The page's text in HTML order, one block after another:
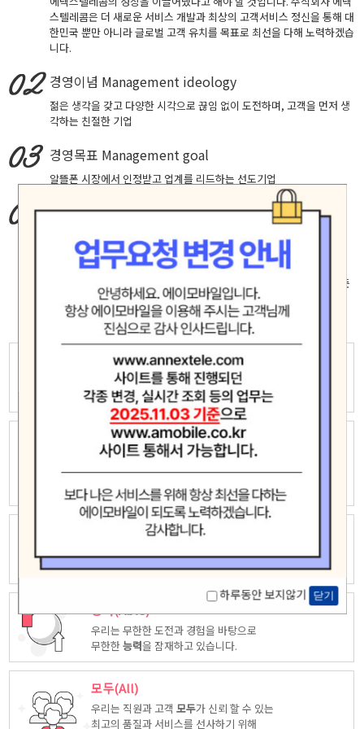
하루동안 보지않기 닫기
스텔레콤은 더 새로운 서비스 개발과 최상의 고객서비스 정신을 통해 대
한민국 뿐만 아니라 글로벌 고객 유치를 목표로 최선을 다해 노력하겠습
니다.
경영이념 Management ideology
젊은 생각을 갖고 다양한 시각으로 끊임 없이 도전하며, 고객을 먼저 생
각하는 친절한 기업
경영목표 Management goal
알뜰폰 시장에서 인정받고 업계를 리드하는 선도기업
핵심가치Core Values
창의적 도전, 실패에 안주하지 않고 성공을 확신하는 자세로 최고에 도
전합니다.
고객중심, 고객의 입장에서 생각하고 배려하며 진심으로 소통합니다.
책임과 헌신, 신뢰 존중 배려가 깃든 마음으로 직원 제휴사 고객등 모든
인연을 소중히 여기며 공정하고 바르게 행동합니다.
모험(Adventure)
우리는 자유롭고 창의적인 상상력으로
새로운 가치창조에 끊임없이 도전하고모험
놀라운(Amazing)
우리는 고객중심 능력은 고객을 위해 다양한
시각에서 만들어진놀라운상품을
제공합니다.
노력하겠습니다.
능력(Able)
우리는 무한한 도전과 경험을 바탕으로
무한한능력을 잠재하고 있습니다.
모두(All)
우리는 직원과 고객모두가 신뢰 할 수 있는
최고의 품질과 서비스를 선사하기 위해